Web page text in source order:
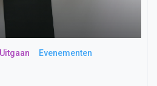
Evenementen